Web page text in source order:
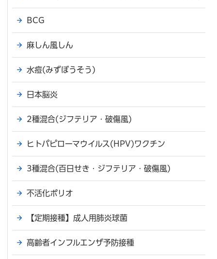
BCG
麻しん風しん
水痘(みずぼうそう)
日本脳炎
2種混合(ジフテリア・破傷風)
ヒトパピローマウイルス(HPV)ワクチン
3種混合(百日せき・ジフテリア・破傷風)
不活化ポリオ
【定期接種】成人用肺炎球菌
高齢者インフルエンザ予防接種